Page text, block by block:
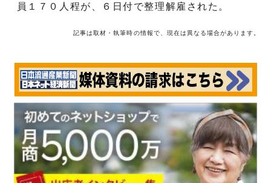
員１７０人程が、６日付で整理解雇された。
記事は取材・執筆時の情報で、現在は異なる場合があります。